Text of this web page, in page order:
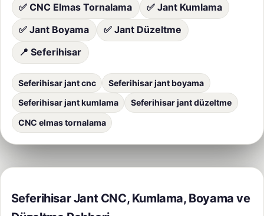
✅ CNC Elmas Tornalama
✅ Jant Kumlama
✅ Jant Boyama
✅ Jant Düzeltme
📍 Seferihisar
Seferihisar jant cnc
Seferihisar jant boyama
Seferihisar jant kumlama
Seferihisar jant düzeltme
CNC elmas tornalama
Seferihisar Jant CNC, Kumlama, Boyama ve